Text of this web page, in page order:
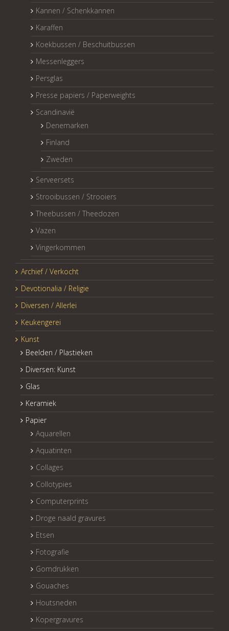
Kannen / Schenkkannen
Karaffen
Koekbussen / Beschuitbussen
Messenleggers
Persglas
Presse papiers / Paperweights
Scandinavië
Denemarken
Finland
Zweden
Serveersets
Strooibussen / Strooiers
Theebussen / Theedozen
Vazen
Vingerkommen
Archief / Verkocht
Devotionalia / Religie
Diversen / Allerlei
Keukengerei
Kunst
Beelden / Plastieken
Diversen: Kunst
Glas
Keramiek
Papier
Aquarellen
Aquatinten
Collages
Collotypies
Computerprints
Droge naald gravures
Etsen
Fotografie
Gomdrukken
Gouaches
Houtsneden
Kopergravures